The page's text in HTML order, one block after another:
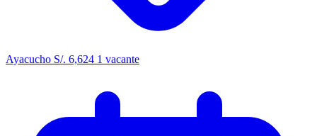
Ayacucho S/. 6,624 1 vacante